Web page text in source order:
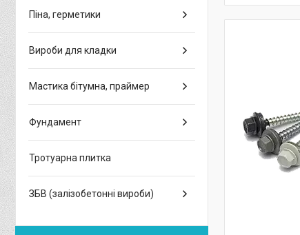
Піна, герметики
Вироби для кладки
Мастика бітумна, праймер
Фундамент
Тротуарна плитка
ЗБВ (залізобетонні вироби)